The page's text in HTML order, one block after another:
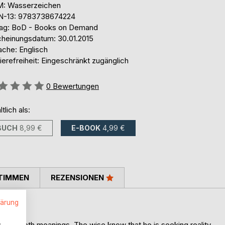
Wasserzeichen
13: 9783738674224
BoD - Books on Demand
30.01.2015
Englisch
Eingeschränkt zugänglich
0 Bewertungen
als:
8,99 € E-BOOK 4,99 €
REZENSIONEN